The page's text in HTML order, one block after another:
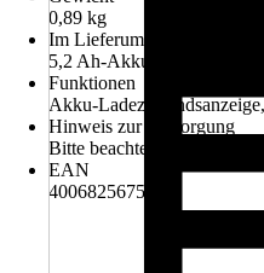
0,89 kg
Im Lieferumfang enthalten
5,2 Ah-Akku und ein 3A
Funktionen
Akku-
Hinweis zur Entsorgung
Bitte beachte die Hinweise
EAN
4006825675153